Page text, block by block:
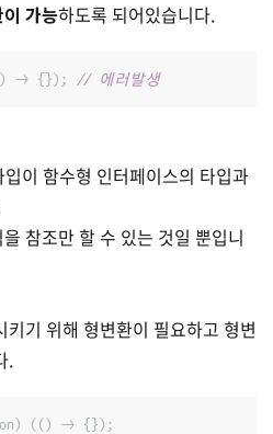
가능하도록 되어있습니다.
-> {}); // 에러발생
이 함수형 인터페이스의 타입과
참조만 할 수 있는 것일 뿐입니
기 위해 형변환이 필요하고 형변
.
(() -> {});